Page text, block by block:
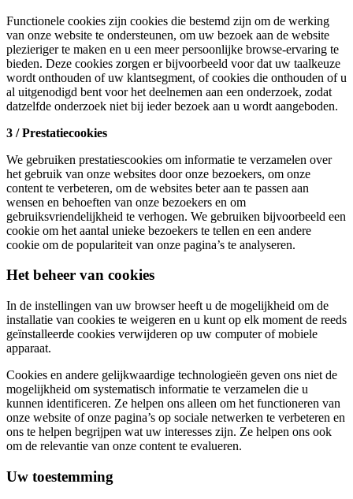
Functionele cookies zijn cookies die bestemd zijn om de werking
van onze website te ondersteunen, om uw bezoek aan de website
plezieriger te maken en u een meer persoonlijke browse-ervaring te
bieden. Deze cookies zorgen er bijvoorbeeld voor dat uw taalkeuze
wordt onthouden of uw klantsegment, of cookies die onthouden of u
al uitgenodigd bent voor het deelnemen aan een onderzoek, zodat
datzelfde onderzoek niet bij ieder bezoek aan u wordt aangeboden.
3 / Prestatiecookies
We gebruiken prestatiescookies om informatie te verzamelen over
het gebruik van onze websites door onze bezoekers, om onze
content te verbeteren, om de websites beter aan te passen aan
wensen en behoeften van onze bezoekers en om
gebruiksvriendelijkheid te verhogen. We gebruiken bijvoorbeeld een
cookie om het aantal unieke bezoekers te tellen en een andere
cookie om de populariteit van onze pagina’s te analyseren.
Het beheer van cookies
In de instellingen van uw browser heeft u de mogelijkheid om de
installatie van cookies te weigeren en u kunt op elk moment de reeds
geïnstalleerde cookies verwijderen op uw computer of mobiele
apparaat.
Cookies en andere gelijkwaardige technologieën geven ons niet de
mogelijkheid om systematisch informatie te verzamelen die u
kunnen identificeren. Ze helpen ons alleen om het functioneren van
onze website of onze pagina’s op sociale netwerken te verbeteren en
ons te helpen begrijpen wat uw interesses zijn. Ze helpen ons ook
om de relevantie van onze content te evalueren.
Uw toestemming